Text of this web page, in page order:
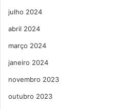
julho 2024
abril 2024
março 2024
janeiro 2024
novembro 2023
outubro 2023